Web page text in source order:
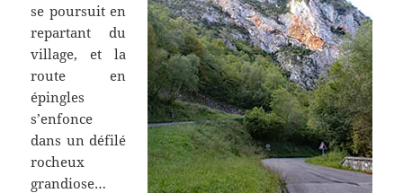
se poursuit en
repartant du
village, et la
route en
épingles
s’enfonce
dans un défilé
rocheux
grandiose…